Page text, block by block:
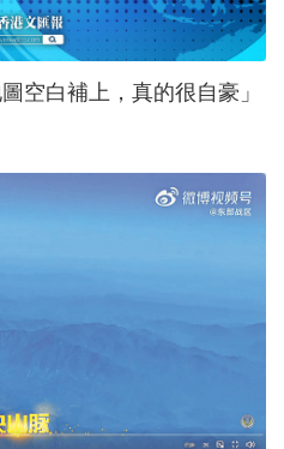
空白補上，真的很自豪」